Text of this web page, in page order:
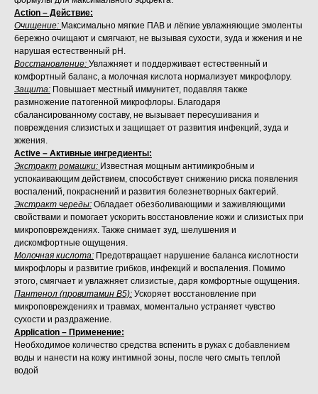
Action – Действие:
Очищение: Максимально мягкие ПАВ и лёгкие увлажняющие эмоленты
бережно очищают и смягчают, не вызывая сухости, зуда и жжения и не
нарушая естественный pH.
Восстановление: Увлажняет и поддерживает естественный и
комфортный баланс, а молочная кислота нормализует микрофлору.
Защита: Повышает местный иммунитет, подавляя также
размножение патогенной микрофлоры. Благодаря
сбалансированному составу, не вызывает пересушивания и
повреждения слизистых и защищает от развития инфекций, зуда и
жжения.
Active – Активные ингредиенты:
Экстракт ромашки: Известная мощным антимикробным и
успокаивающим действием, способствует снижению риска появления
воспалений, покраснений и развития болезнетворных бактерий.
Экстракт череды: Обладает обезболивающими и заживляющими
свойствами и помогает ускорить восстановление кожи и слизистых при
микроповреждениях. Также снимает зуд, шелушения и
дискомфортные ощущения.
Молочная кислота: Предотвращает нарушение баланса кислотности
микрофлоры и развитие грибков, инфекций и воспаления. Помимо
этого, смягчает и увлажняет слизистые, даря комфортные ощущения.
Пантенол (провитамин B5): Ускоряет восстановление при
микроповреждениях и травмах, моментально устраняет чувство
сухости и раздражение.
Application – Применение:
Необходимое количество средства вспенить в руках с добавлением
воды и нанести на кожу интимной зоны, после чего смыть теплой
водой